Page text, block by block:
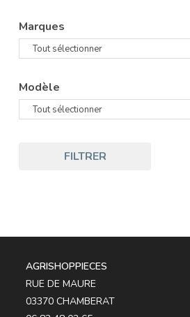
Marques
Modèle
FILTRER
AGRISHOPPIECES
RUE DE MAURE
03370 CHAMBERAT